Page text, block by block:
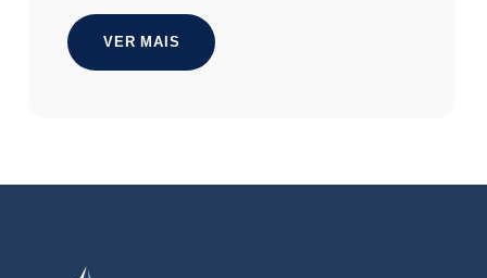
VER MAIS